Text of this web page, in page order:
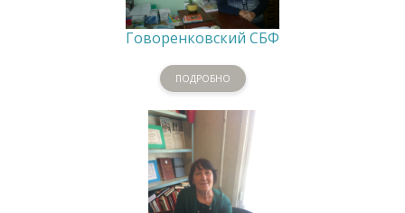
Говоренковский СБФ
ПОДРОБНО